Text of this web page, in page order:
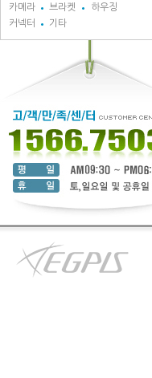
카메라
브라켓
하우징
커넥터
기타